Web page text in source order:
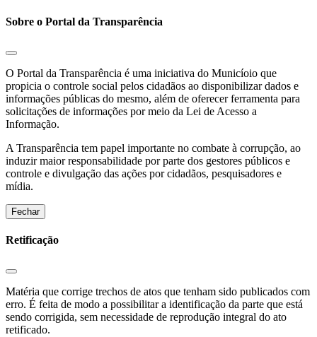
Sobre o Portal da Transparência
O Portal da Transparência é uma iniciativa do Municíoio que
propicia o controle social pelos cidadãos ao disponibilizar dados e
informações públicas do mesmo, além de oferecer ferramenta para
solicitações de informações por meio da Lei de Acesso a
Informação.
A Transparência tem papel importante no combate à corrupção, ao
induzir maior responsabilidade por parte dos gestores públicos e
controle e divulgação das ações por cidadãos, pesquisadores e
mídia.
Fechar
Retificação
Matéria que corrige trechos de atos que tenham sido publicados com
erro. É feita de modo a possibilitar a identificação da parte que está
sendo corrigida, sem necessidade de reprodução integral do ato
retificado.